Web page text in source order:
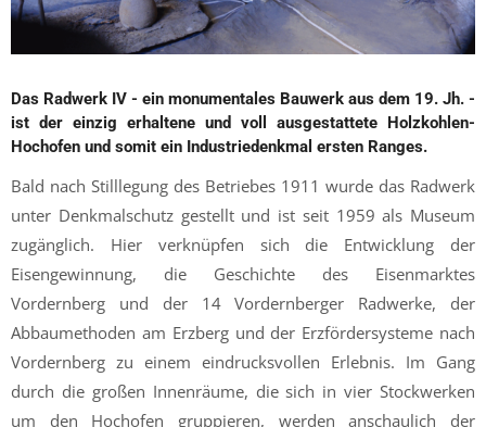
Das Radwerk IV - ein monumentales Bauwerk aus dem 19. Jh. -
ist der einzig erhaltene und voll ausgestattete Holzkohlen-
Hochofen und somit ein Industriedenkmal ersten Ranges.
Bald nach Stilllegung des Betriebes 1911 wurde das Radwerk
unter Denkmalschutz gestellt und ist seit 1959 als Museum
zugänglich. Hier verknüpfen sich die Entwicklung der
Eisengewinnung, die Geschichte des Eisenmarktes
Vordernberg und der 14 Vordernberger Radwerke, der
Abbaumethoden am Erzberg und der Erzfördersysteme nach
Vordernberg zu einem eindrucksvollen Erlebnis. Im Gang
durch die großen Innenräume, die sich in vier Stockwerken
um den Hochofen gruppieren, werden anschaulich der